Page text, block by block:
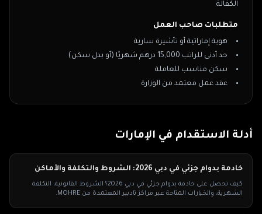
الكفالة
متطلبات صاحب العمل
هوية إماراتية أو تأشيرة سارية
حد أدنى للراتب 15,000 درهم شهريًا (أو بدل سكن)
سكن مناسب للعاملة
عقد عمل معتمد من الوزارة
أدلة الاستقدام في الإمارات
خادمة بدوام جزئي في دبي 2026: الشروط والتكلفة والأماكن
كيف تحصل على خادمة بدوام جزئي في دبي 2026؟ الشروط القانونية، التكلفة
الشهرية، والخيارات المتاحة عبر مراكز تادبير المعتمدة من MOHRE.